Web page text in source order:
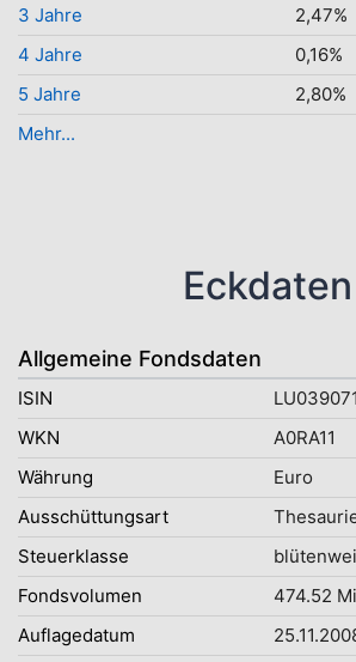
3 Jahre
2,47%
4 Jahre
0,16%
5 Jahre
2,80%
Mehr...
Eckdaten
Allgemeine Fondsdaten
ISIN
WKN
A0RA11
Währung
Euro
Ausschüttungsart
Steuerklasse
Fondsvolumen
474.52
Auflagedatum